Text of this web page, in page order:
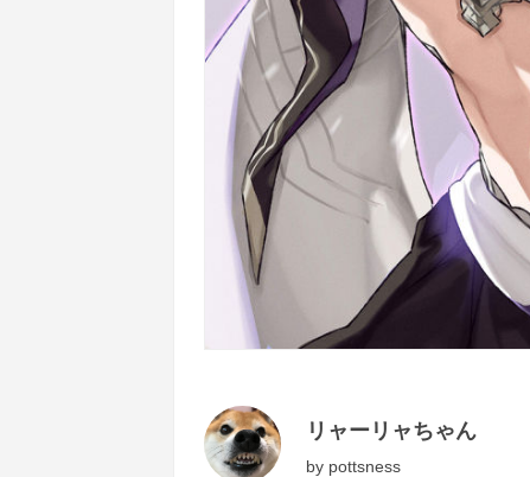
リャーリャちゃん
by pottsness